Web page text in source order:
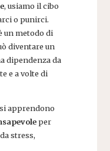
, usiamo il cibo
o punirci.
un metodo di
diventare un
dipendenza da
e a volte di
apprendono
per
stress,